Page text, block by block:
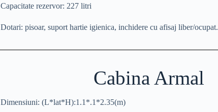
Capacitate rezervor: 227 litri
Dotari: pisoar, suport hartie igienica, inchidere cu afisaj liber/ocupat.
Cabina Armal
Dimensiuni: (L*lat*H):1.1*.1*2.35(m)